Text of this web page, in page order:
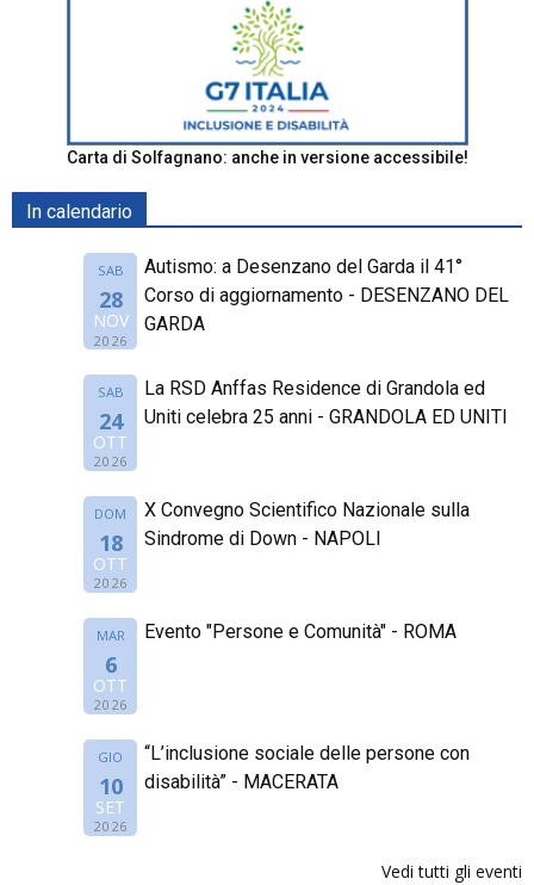
Carta di Solfagnano: anche in versione accessibile!
In calendario
SAB
28
NOV
2026
Autismo: a Desenzano del Garda il 41°
Corso di aggiornamento - DESENZANO DEL
GARDA
SAB
24
OTT
2026
La RSD Anffas Residence di Grandola ed
Uniti celebra 25 anni - GRANDOLA ED UNITI
DOM
18
OTT
2026
X Convegno Scientifico Nazionale sulla
Sindrome di Down - NAPOLI
MAR
6
OTT
2026
Evento "Persone e Comunità" - ROMA
GIO
10
SET
2026
“L’inclusione sociale delle persone con
disabilità” - MACERATA
Vedi tutti gli eventi